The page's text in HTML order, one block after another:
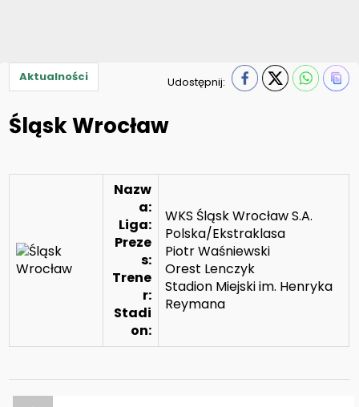
Aktualności Udostępnij:
Śląsk Wrocław
Nazw
a:
Liga:
Preze
s:
Trene
r:
Stadi
on:
WKS Śląsk Wrocław S.A.
Polska/Ekstraklasa
Piotr Waśniewski
Orest Lenczyk
Stadion Miejski im. Henryka
Reymana